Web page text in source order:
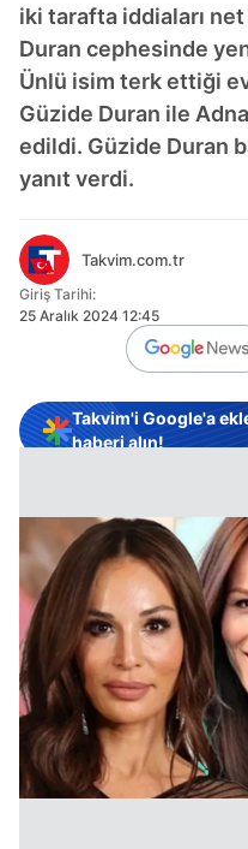
iki tarafta iddiaları
Duran cephesinde
Ünlü isim terk ettiği
Güzide Duran ile
edildi. Güzide Duran
yanıt verdi.
Takvim.com.tr
Giriş Tarihi:
25 Aralık 2024 12:45
Takvim'i Google'a
haberi alın!